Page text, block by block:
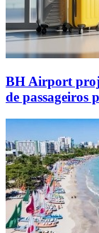
BH Airport
de passageiros